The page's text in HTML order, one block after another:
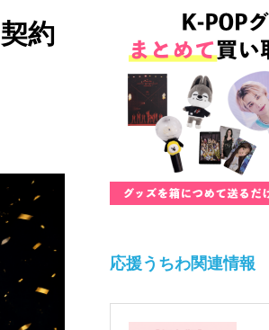
約
応援うちわ関連情報